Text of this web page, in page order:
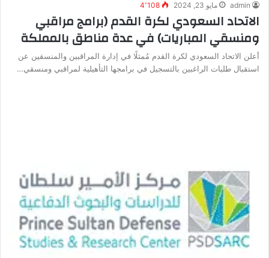
admin مايو 23, 2024 4٬108
الاتحاد السعودي لكرة القدم (برامج مراقبي
ومنسقي المباريات) في عدة مناطق بالمملكة
أعلن الاتحاد السعودي لكرة القدم مُمثلًا في إدارة المراقبين والمنسقين عن
استقبال طلبات الراغبين بالتسجيل في برامجها التأهيلية لمراقبي ومنسقي…